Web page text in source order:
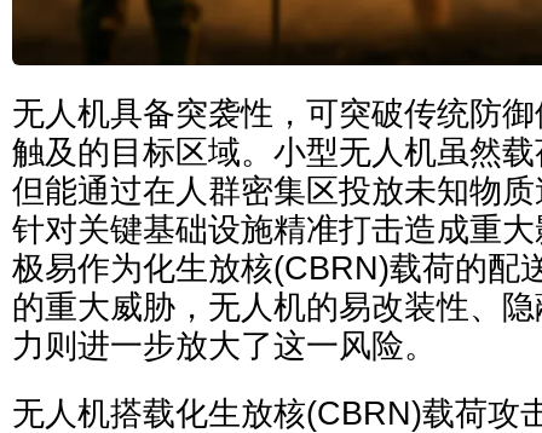
无人机具备突袭性，可突破传统防
触及的目标区域。小型无人机虽然
但能通过在人群密集区投放未知物
针对关键基础设施精准打击造成重
极易作为化生放核(CBRN)载荷的配
的重大威胁，无人机的易改装性、
力则进一步放大了这一风险。
无人机搭载化生放核(CBRN)载荷攻